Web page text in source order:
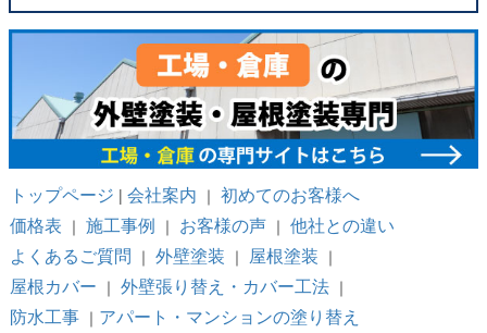
トップページ | 会社案内 ｜ 初めてのお客様へ
価格表 ｜ 施工事例 ｜ お客様の声｜ 他社との違い
よくあるご質問 ｜ 外壁塗装 ｜ 屋根塗装 ｜
屋根カバー ｜ 外壁張り替え・カバー工法｜
防水工事｜ アパート・マンションの塗り替え